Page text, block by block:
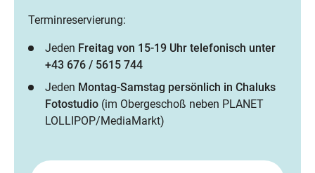
Terminreservierung:
Jeden Freitag von 15-19 Uhr telefonisch unter
+43 676 / 5615 744
Jeden Montag-Samstag persönlich in Chaluks
Fotostudio (im Obergeschoß neben PLANET
LOLLIPOP/MediaMarkt)